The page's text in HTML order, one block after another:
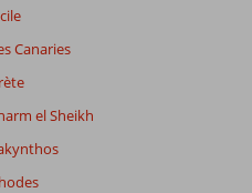
7,8
Filtrer par participants
Canaries
el Sheikh